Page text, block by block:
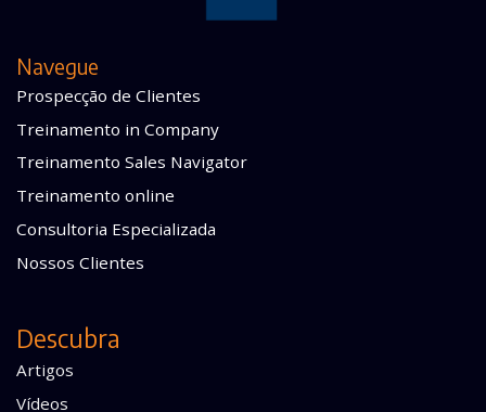
Navegue
Prospecção de Clientes
Treinamento in Company
Treinamento Sales Navigator
Treinamento online
Consultoria Especializada
Nossos Clientes
Descubra
Artigos
Vídeos